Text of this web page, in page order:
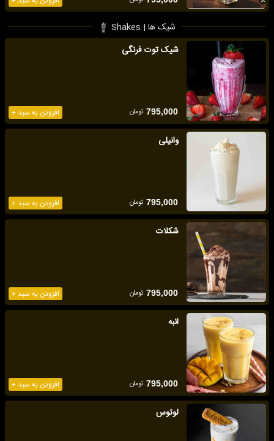
شیک ها | Shakes
شیک توت فرنگی
افزودن به سبد + 795,000 تومان
وانیلی
افزودن به سبد + 795,000 تومان
شکلات
افزودن به سبد + 795,000 تومان
انبه
افزودن به سبد + 795,000 تومان
لوتوس